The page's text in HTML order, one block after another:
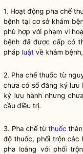
1. Hoạt động pha chế
bệnh tại cơ sở khám
phù hợp với phạm vi
bệnh đã được cấp có
pháp luật về khám
2. Pha chế thuốc từ
chưa có số đăng ký lưu
ký lưu hành nhưng
cầu điều trị.
3. Pha chế từthuốc
độ thuốc, phối trộn các
pha loãng với phối